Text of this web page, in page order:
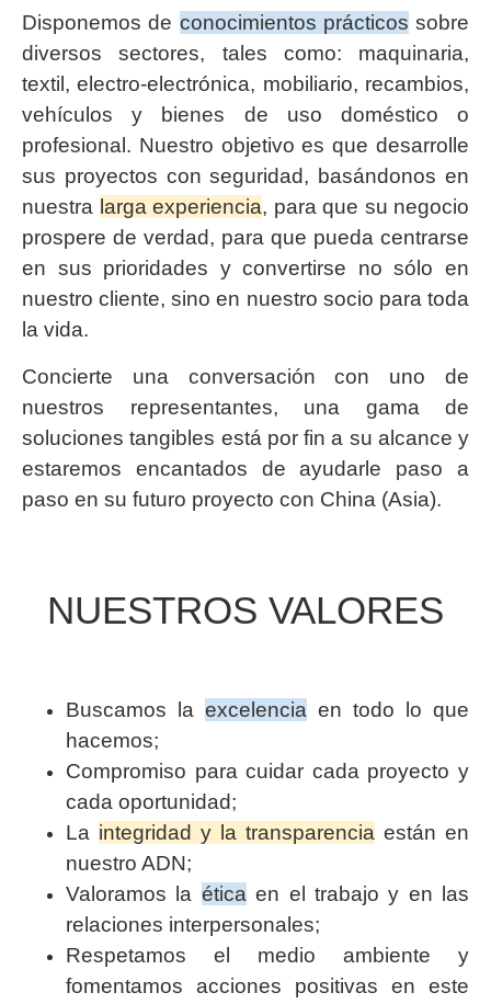
Disponemos de conocimientos prácticos sobre
diversos sectores, tales como: maquinaria,
textil, electro-electrónica, mobiliario, recambios,
vehículos y bienes de uso doméstico o
profesional. Nuestro objetivo es que desarrolle
sus proyectos con seguridad, basándonos en
nuestra larga experiencia, para que su negocio
prospere de verdad, para que pueda centrarse
en sus prioridades y convertirse no sólo en
nuestro cliente, sino en nuestro socio para toda
la vida.
Concierte una conversación con uno de
nuestros representantes, una gama de
soluciones tangibles está por fin a su alcance y
estaremos encantados de ayudarle paso a
paso en su futuro proyecto con China (Asia).
NUESTROS VALORES
Buscamos la excelencia en todo lo que
hacemos;
Compromiso para cuidar cada proyecto y
cada oportunidad;
La integridad y la transparencia están en
nuestro ADN;
Valoramos la éticaen el trabajo y en las
relaciones interpersonales;
Respetamos el medio ambiente y
fomentamos acciones positivas en este